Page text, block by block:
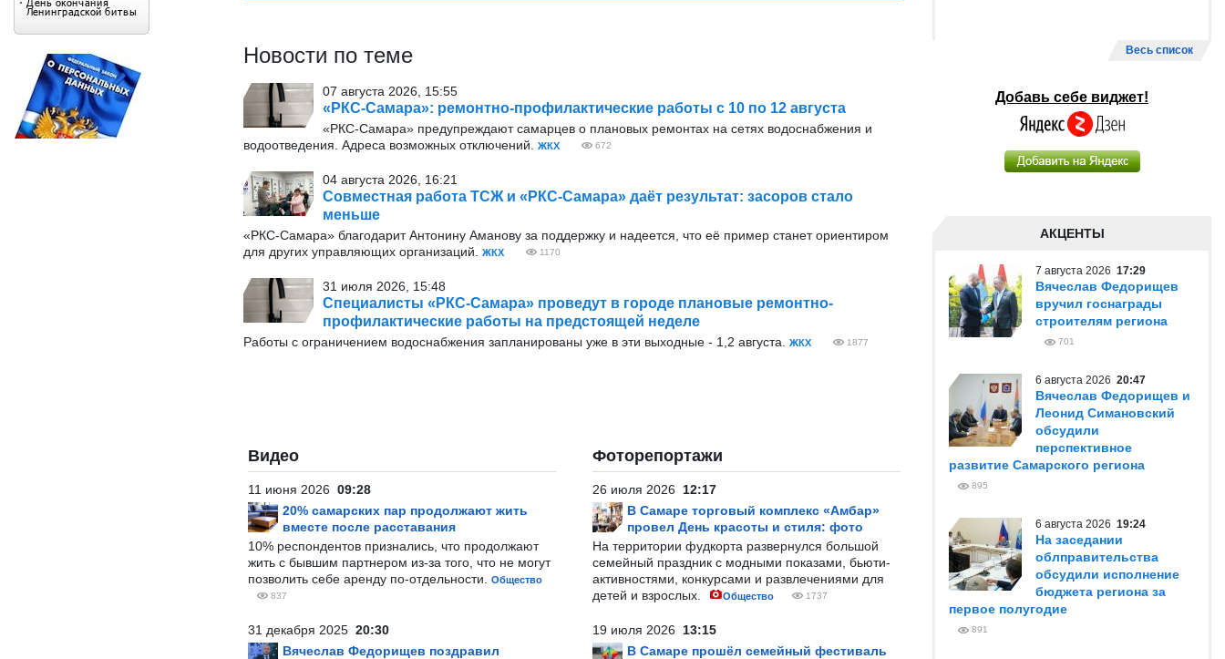
Новости по теме
07 августа 2026, 15:55
«РКС-Самара»: ремонтно-профилактические работы с 10 по 12 августа
«РКС-Самара» предупреждают самарцев о плановых ремонтах на сетях водоснабжения и
водоотведения. Адреса возможных отключений.
ЖКХ 672
04 августа 2026, 16:21
Совместная работа ТСЖ и «РКС-Самара» даёт результат: засоров стало
меньше
«РКС-Самара» благодарит Антонину Аманову за поддержку и надеется, что её пример станет ориентиром
для других управляющих организаций.
ЖКХ 1170
31 июля 2026, 15:48
Специалисты «РКС-Самара» проведут в городе плановые ремонтно-
профилактические работы на предстоящей неделе
Работы с ограничением водоснабжения запланированы уже в эти выходные - 1,2 августа. ЖКХ 1877
Видео
11 июня 2026 09:28
20% самарских пар продолжают жить
вместе после расставания
10% респондентов признались, что продолжают
жить с бывшим партнером из-за того, что не могут
позволить себе аренду по-отдельности.
Общество
837
31 декабря 2025 20:30
Вячеслав Федорищев поздравил
Фоторепортажи
26 июля 2026 12:17
В Самаре торговый комплекс «Амбар»
провел День красоты и стиля: фото
На территории фудкорта развернулся большой
семейный праздник с модными показами, бьюти-
активностями, конкурсами и развлечениями для
детей и взрослых.
Общество 1737
19 июля 2026 13:15
В Самаре прошёл семейный фестиваль
Весь список
Добавь себе виджет!
АКЦЕНТЫ
7 августа 2026 17:29
Вячеслав Федорищев
вручил госнаграды
строителям региона
701
6 августа 2026 20:47
Вячеслав Федорищев и
Леонид Симановский
обсудили
перспективное
развитие Самарского региона
895
6 августа 2026 19:24
На заседании
облправительства
обсудили исполнение
бюджета региона за
первое полугодие
891